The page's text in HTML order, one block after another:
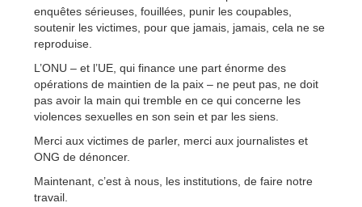
enquêtes sérieuses, fouillées, punir les coupables,
soutenir les victimes, pour que jamais, jamais, cela ne se
reproduise.
L’ONU – et l’UE, qui finance une part énorme des
opérations de maintien de la paix – ne peut pas, ne doit
pas avoir la main qui tremble en ce qui concerne les
violences sexuelles en son sein et par les siens.
Merci aux victimes de parler, merci aux journalistes et
ONG de dénoncer.
Maintenant, c’est à nous, les institutions, de faire notre
travail.